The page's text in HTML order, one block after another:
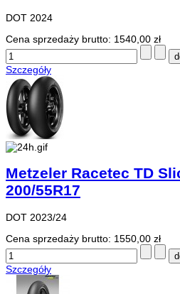
DOT 2024
Cena sprzedaży brutto: 1540,00 zł
Szczegóły
Metzeler Racetec TD
200/55R17
DOT 2023/24
Cena sprzedaży brutto: 1550,00 zł
Szczegóły